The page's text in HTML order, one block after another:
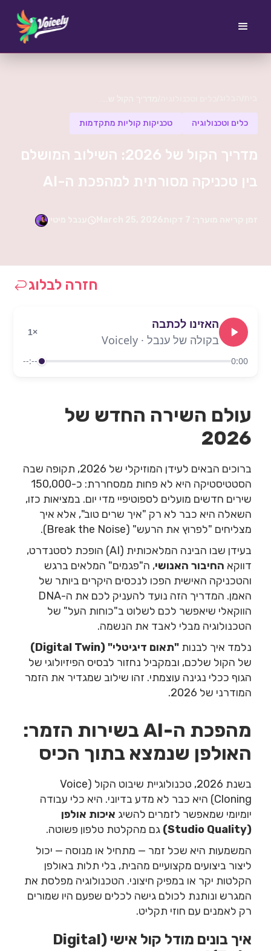
כלים וטכנולוגיה טכניקות קוליות מתקדמות
מדריך הקול של 2026: השילוב המושלם
בין טכניקה מסורתית למהפכת ה-AI
ענבל מיטין
חזרה לבלוג
האזינו לכתבה
בקולה של ענבל · Voicely
1×
0:00
--:--
עולם השירה החדש של
2026
ברוכים הבאים לעידן המוזיקלי של 2026, תקופה שבה
הסטטיסטיקה היא לא פחות ממסחררת: כ-150,000
שירים חדשים מועלים לספוטיפיי מדי יום. במציאות כזו,
השאלה היא כבר לא רק "איך שרים טוב", אלא איך
מצליחים "לפרוץ את הרעש" (Break the Noise).
בעידן שבו הבינה המלאכותית (AI) הופכת לסטנדרט,
דווקא החיבור האנושי, ה"פגמים" המלאים ברגש
והטכניקה האישית הפכו לנכסים היקרים ביותר של
האמן. המדריך הזה נועד להעניק לכם את ה-DNA
הווקאלי שיאפשר לכם לשלוט ב"כוחות העל" של
הטכנולוגיה מבלי לאבד את הנשמה.
נלמד איך לבנות"תאום דיגיטלי" (Digital Twin)
של הקול שלכם, ובמקביל נחזור לבסיס הפיזיולוגי של
הגוף ככלי נגינה עוצמתי. זהו שילוב שמגדיר את הזמר
המודרני של 2026.
מהפכת ה-AI בשירות הזמר:
האולפן שנמצא בתוך הכיס
בשנת 2026, טכנולוגיית שיבוט הקול (Voice
Cloning) היא כבר לא מדע בדיוני. היא כלי עבודה
יומיומי שמאפשר לזמרים להשיג איכות אולפן
(Studio Quality)
גם מהקלטת טלפון פשוטה.
המשמעות היא שכל זמר — מתחיל או מנוסה — יכול
ליצור ביצועים מקצועיים מהבית, בלי תלות באולפן
הקלטות יקר או במפיק חיצוני. הטכנולוגיה מפלסת את
המגרש ונותנת לכולם גישה לכלים שפעם היו שמורים
רק לאמנים עם חוזי תקליט.
איך בונים מודל קול אישי (Digital